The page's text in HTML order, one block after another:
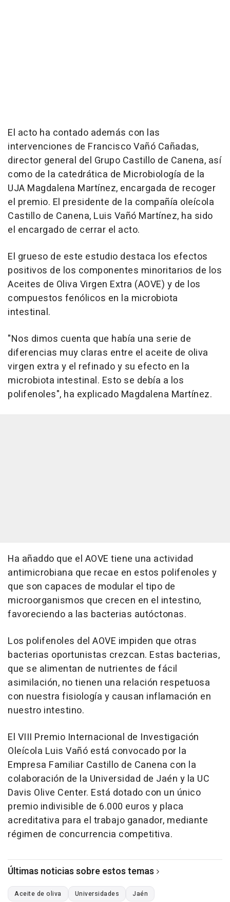
El acto ha contado además con las
intervenciones de Francisco Vañó Cañadas,
director general del Grupo Castillo de Canena, así
como de la catedrática de Microbiología de la
UJA Magdalena Martínez, encargada de recoger
el premio. El presidente de la compañía oleícola
Castillo de Canena, Luis Vañó Martínez, ha sido
el encargado de cerrar el acto.
El grueso de este estudio destaca los efectos
positivos de los componentes minoritarios de los
Aceites de Oliva Virgen Extra (AOVE) y de los
compuestos fenólicos en la microbiota
intestinal.
"Nos dimos cuenta que había una serie de
diferencias muy claras entre el aceite de oliva
virgen extra y el refinado y su efecto en la
microbiota intestinal. Esto se debía a los
polifenoles", ha explicado Magdalena Martínez.
Ha añaddo que el AOVE tiene una actividad
antimicrobiana que recae en estos polifenoles y
que son capaces de modular el tipo de
microorganismos que crecen en el intestino,
favoreciendo a las bacterias autóctonas.
Los polifenoles del AOVE impiden que otras
bacterias oportunistas crezcan. Estas bacterias,
que se alimentan de nutrientes de fácil
asimilación, no tienen una relación respetuosa
con nuestra fisiología y causan inflamación en
nuestro intestino.
El VIII Premio Internacional de Investigación
Oleícola Luis Vañó está convocado por la
Empresa Familiar Castillo de Canena con la
colaboración de la Universidad de Jaén y la UC
Davis Olive Center. Está dotado con un único
premio indivisible de 6.000 euros y placa
acreditativa para el trabajo ganador, mediante
régimen de concurrencia competitiva.
Últimas noticias sobre estos temas
Aceite de oliva Universidades Jaén